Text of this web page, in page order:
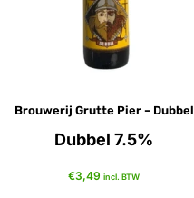
Brouwerij Grutte Pier – Dubbel
Dubbel 7.5%
€3,49 incl. BTW